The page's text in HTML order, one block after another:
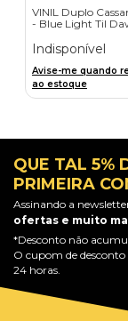
VINIL Duplo
- Blue Light Til
Indisponível
Avise-me quando
ao estoque
QUE TAL 5%
PRIMEIRA
Assinando a
ofertas e muito
*Desconto não
O cupom de
24 horas.